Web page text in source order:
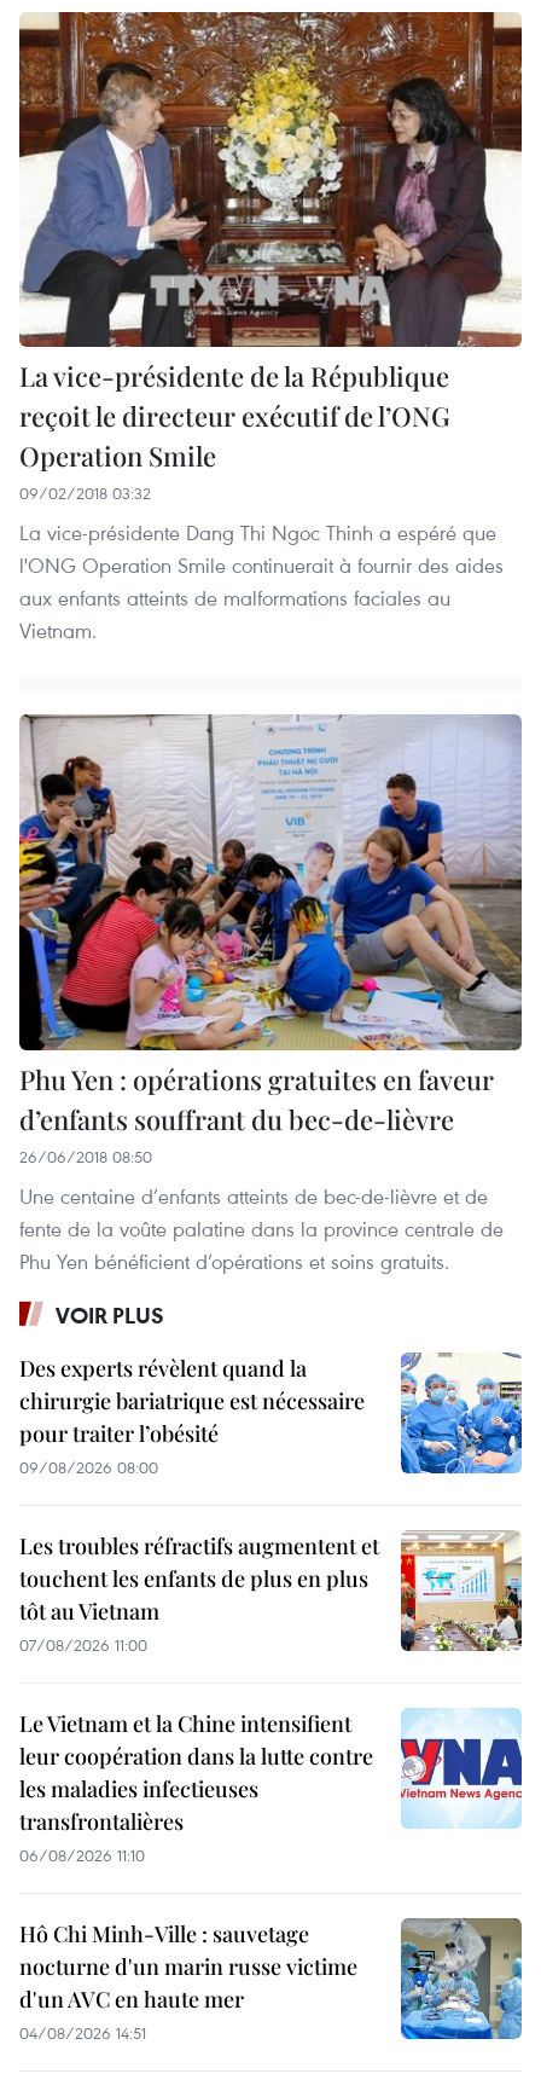
La vice-présidente de la République
reçoit le directeur exécutif de l’ONG
Operation Smile
09/02/2018 03:32
La vice-présidente Dang Thi Ngoc Thinh a espéré que
l'ONG Operation Smile continuerait à fournir des aides
aux enfants atteints de malformations faciales au
Vietnam.
Phu Yen : opérations gratuites en faveur
d’enfants souffrant du bec-de-lièvre
26/06/2018 08:50
Une centaine d’enfants atteints de bec-de-lièvre et de
fente de la voûte palatine dans la province centrale de
Phu Yen bénéficient d’opérations et soins gratuits.
VOIR PLUS
Des experts révèlent quand la
chirurgie bariatrique est nécessaire
pour traiter l’obésité
09/08/2026 08:00
Les troubles réfractifs augmentent et
touchent les enfants de plus en plus
tôt au Vietnam
07/08/2026 11:00
Le Vietnam et la Chine intensifient
leur coopération dans la lutte contre
les maladies infectieuses
transfrontalières
06/08/2026 11:10
Hô Chi Minh-Ville : sauvetage
nocturne d'un marin russe victime
d'un AVC en haute mer
04/08/2026 14:51